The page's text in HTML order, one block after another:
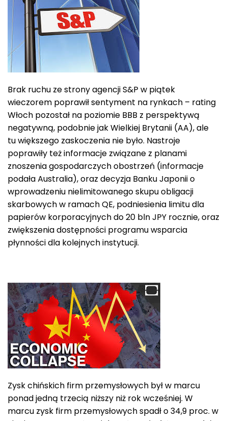
Brak ruchu ze strony agencji S&P w piątek
wieczorem poprawił sentyment na rynkach – rating
Włoch pozostał na poziomie BBB z perspektywą
negatywną, podobnie jak Wielkiej Brytanii (AA), ale
tu większego zaskoczenia nie było. Nastroje
poprawiły też informacje związane z planami
znoszenia gospodarczych obostrzeń (informacje
podała Australia), oraz decyzja Banku Japonii o
wprowadzeniu nielimitowanego skupu obligacji
skarbowych w ramach QE, podniesienia limitu dla
papierów korporacyjnych do 20 bln JPY rocznie, oraz
zwiększenia dostępności programu wsparcia
płynności dla kolejnych instytucji.
Zysk chińskich firm przemysłowych był w marcu
ponad jedną trzecią niższy niż rok wcześniej. W
marcu zysk firm przemysłowych spadł o 34,9 proc. w